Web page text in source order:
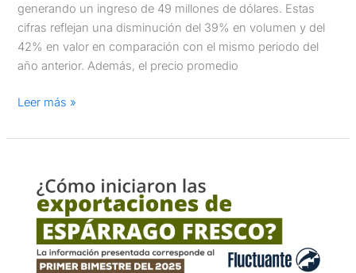
generando un ingreso de 49 millones de dólares. Estas
cifras reflejan una disminución del 39% en volumen y del
42% en valor en comparación con el mismo periodo del
año anterior. Además, el precio promedio
Leer más »
exportaciones
espárragos
frescos